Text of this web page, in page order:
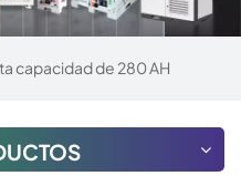
capacidad de 280 AH